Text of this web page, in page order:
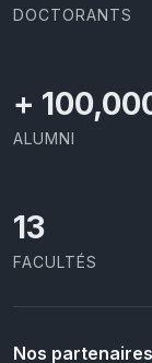
DOCTORANTS
+
ALUMNI
13
FACULTÉS
Nos partenaires